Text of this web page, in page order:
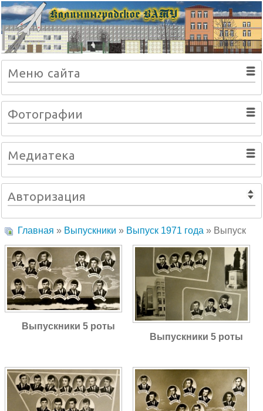
Меню сайта
Фотографии
Медиатека
Авторизация
Главная » Выпускники » Выпуск 1971 года » Выпуск
Выпускники 5 роты
Выпускники 5 роты